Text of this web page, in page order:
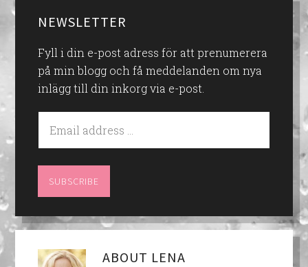
NEWSLETTER
Fyll i din e-post adress för att prenumerera
på min blogg och få meddelanden om nya
inlägg till din inkorg via e-post.
ABOUT LENA